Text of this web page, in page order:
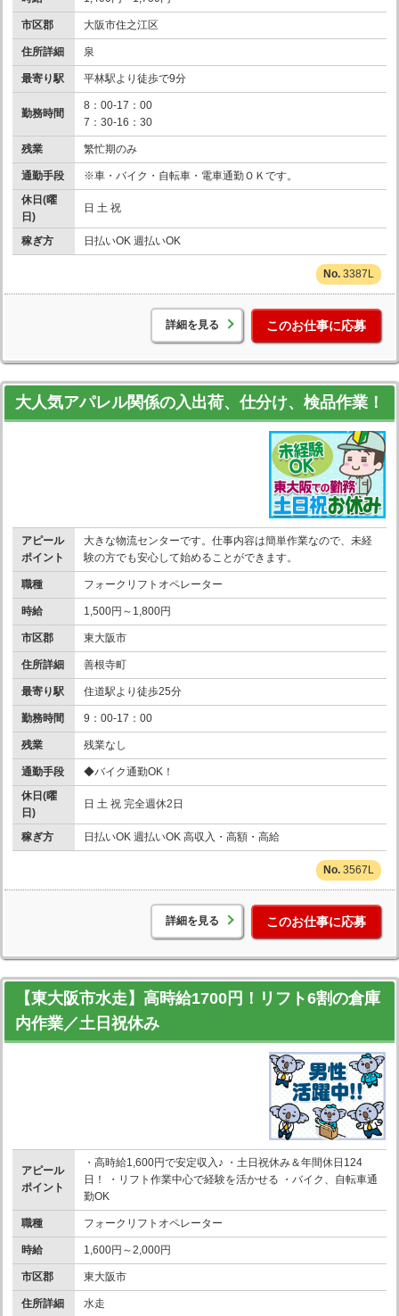
市区郡 大阪市住之江区
住所詳細 泉
最寄り駅 平林駅より徒歩で9分
勤務時間
8：00-17：00
7：30-16：30
残業 繁忙期のみ
通勤手段
※車・バイク・自転車・電車通勤ＯＫです。
休日(曜
日)
日 土 祝
稼ぎ方 日払いOK 週払いOK
3387L
詳細を見る このお仕事に応募
大人気アパレル関係の入出荷、仕分け、検品作業！
アピール
ポイント
大きな物流センターです。仕事内容は簡単作業なので、未経
験の方でも安心して始めることができます。
職種 フォークリフトオペレーター
時給 1,500円～1,800円
市区郡 東大阪市
住所詳細 善根寺町
最寄り駅 住道駅より徒歩25分
勤務時間 9：00-17：00
残業 残業なし
通勤手段
◆バイク通勤OK！
休日(曜
日)
日 土 祝 完全週休2日
稼ぎ方 日払いOK 週払いOK 高収入・高額・高給
3567L
詳細を見る このお仕事に応募
【東大阪市水走】高時給1700円！リフト6割の倉庫
内作業／土日祝休み
アピール
ポイント
・高時給1,600円で安定収入♪ ・土日祝休み＆年間休日124
日！ ・リフト作業中心で経験を活かせる ・バイク、自転車通
勤OK
職種 フォークリフトオペレーター
時給 1,600円～2,000円
市区郡 東大阪市
住所詳細 水走